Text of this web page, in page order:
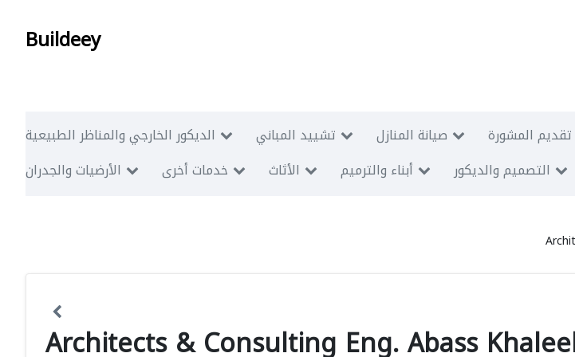
Buildeey
الديكور الخارجي والمناظر الطبيعية تشييد المباني صيانة المنازل تقديم المشورة
الأرضيات والجدران
خدمات أخرى الأثاث أبناء والترميم التصميم والديكور
Architects & Consulting Eng. Abass